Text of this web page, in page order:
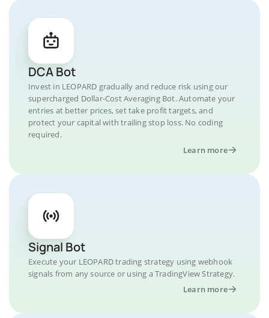
DCA Bot
Invest in LEOPARD gradually and reduce risk using our
supercharged Dollar-Cost Averaging Bot. Automate your
entries at better prices, set take profit targets, and
protect your capital with trailing stop loss. No coding
required.
Learn more
Signal Bot
Execute your LEOPARD trading strategy using webhook
signals from any source or using a TradingView Strategy.
Learn more